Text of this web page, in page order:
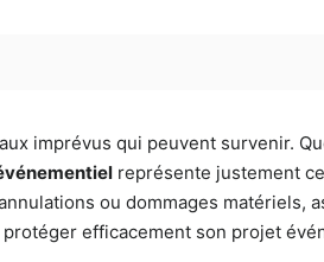
imprévus qui peuvent survenir.
représente justement
ou dommages matériels,
efficacement son projet